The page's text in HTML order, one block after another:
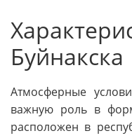
Буйнакска
Атмосферные
важную роль в
расположен в